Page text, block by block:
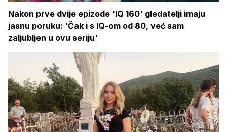
Nakon prve dvije epizode 'IQ 160' gledatelji imaju
jasnu poruku: 'Čak i s IQ-om od 80, već sam
zaljubljen u ovu seriju'